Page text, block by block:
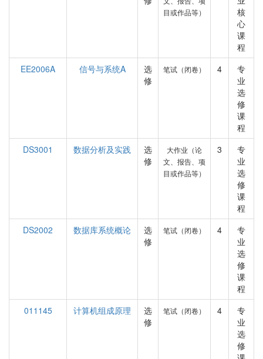
目或作品等）
核
心
课
程
EE2006A
信号与系统A
选
修
笔试（闭卷） 4
专
业
选
修
课
程
DS3001
数据分析及实践
选
修
大作业（论
文、报告、项
目或作品等）
3
专
业
选
修
课
程
DS2002
数据库系统概论
选
修
笔试（闭卷） 4
专
业
选
修
课
程
011145
计算机组成原理
选
修
笔试（闭卷） 4
专
业
选
修